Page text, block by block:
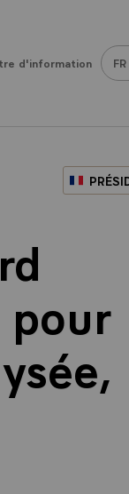
d'information FR
pour